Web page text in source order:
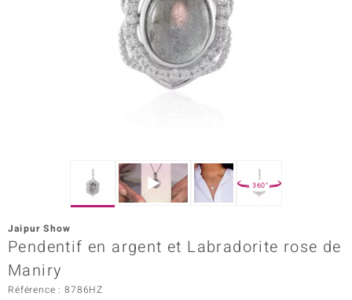
Paraíso
360°
Jaipur Show
Pendentif en argent et Labradorite rose de
Maniry
Référence : 8786HZ